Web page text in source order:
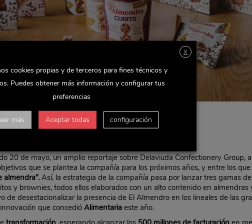
20 de mayo, un amplio reportaje sobre Delaviuda Confectionery Group,
que se plantea la compañía para los próximos años, y entre los
almendra”. Así, la estrategia de la compañía pasa por lanzar tres gamas
y brownies, todos ellos elaborados con un alto contenido en almendras
de desestacionalizar la presencia de El Almendro en los lineales de las
que concedióAlimentaria este año.
X
cookies propias y de terceros para fines técnicos y
Puedes obtener más información y configurar tus
preferencias
más Aceptar todas configuración